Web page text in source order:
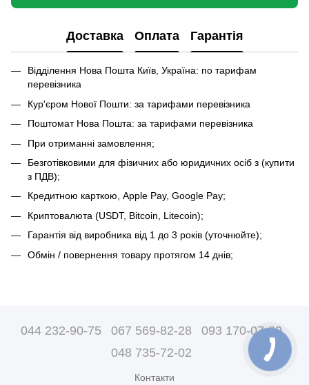
Доставка Оплата Гарантія
Відділення Нова Пошта Київ, Україна: по тарифам
перевізника
Кур'єром Нової Пошти: за тарифами перевізника
Поштомат Нова Пошта: за тарифами перевізника
При отриманні замовлення;
Безготівковими для фізичних або юридичних осіб з (купити
з ПДВ);
Кредитною карткою, Apple Pay, Google Pay;
Криптовалюта (USDT, Bitcoin, Litecoin);
Гарантія від виробника від 1 до 3 років (уточнюйте);
Обмін / повернення товару протягом 14 днів;
044 232-90-75 067 569-82-28
093 170-07-89
048 735-72-02
Контакти